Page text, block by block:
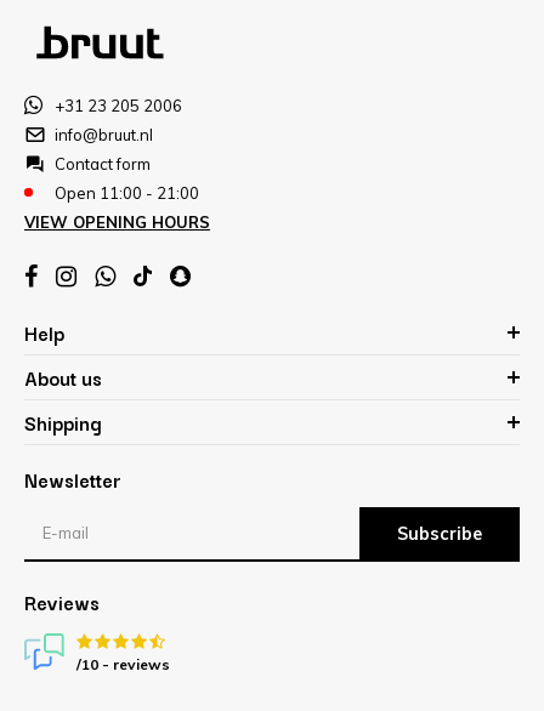
+31 23 205 2006
info@bruut.nl
Contact form
Open 11:00 - 21:00
VIEW OPENING HOURS
Help
About us
Shipping
Newsletter
Subscribe
Reviews
/10 - reviews